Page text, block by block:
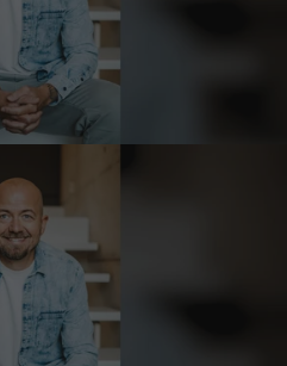
ich immer wieder sehr
wieder 😋
unser Favorit. Einfach
aufgegessen!!!!!!!
wir einen Vorrat angelegt.